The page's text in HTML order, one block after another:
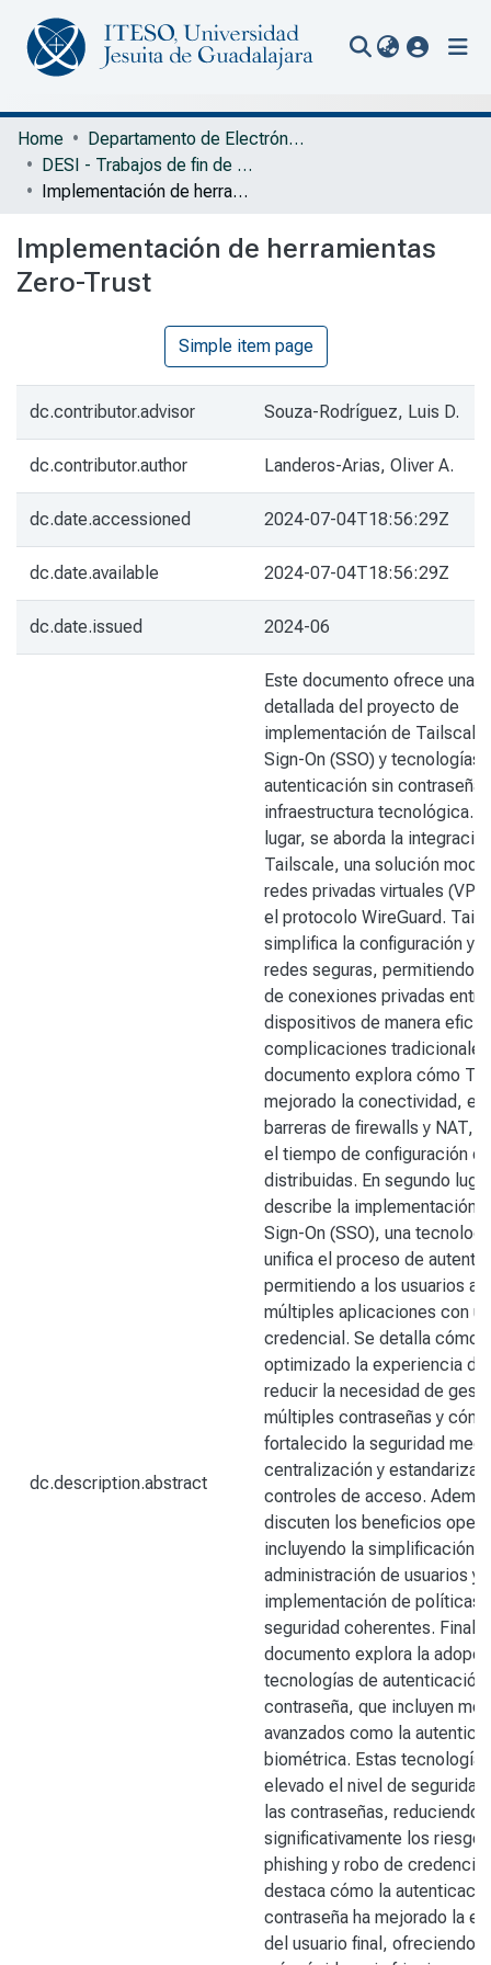
Communities & Collections
All of Repository
Portal Biblioteca
Home
Departamento de Electrónica, Sistemas e Informática
DESI - Trabajos de fin de Maestría en Informática Aplicada
Implementación de herramientas Zero-Trust
Implementación de herramientas
Zero-Trust
Simple item page
dc.contributor.advisor Souza-Rodríguez, Luis D.
dc.contributor.author Landeros-Arias, Oliver A.
dc.date.accessioned 2024-07-04T18:56:29Z
dc.date.available 2024-07-04T18:56:29Z
dc.date.issued 2024-06
dc.description.abstract
Este documento ofrece una
detallada del proyecto de
implementación de
Sign-On (SSO) y tecnologías
autenticación sin contraseña
infraestructura tecnológica.
lugar, se aborda la
Tailscale, una solución
redes privadas virtuales
el protocolo WireGuard.
simplifica la configuración y
redes seguras, permitiendo
de conexiones privadas entre
dispositivos de manera
complicaciones
documento explora cómo
mejorado la conectividad,
barreras de firewalls y NAT,
el tiempo de configuración
distribuidas. En segundo
describe la implementación
Sign-On (SSO), una
unifica el proceso de
permitiendo a los usuarios
múltiples aplicaciones con
credencial. Se detalla cómo
optimizado la experiencia
reducir la necesidad de
múltiples contraseñas y
fortalecido la seguridad
centralización y
controles de acceso.
discuten los beneficios
incluyendo la simplificación
administración de usuarios y
implementación de políticas
seguridad coherentes.
documento explora la
tecnologías de autenticación
contraseña, que incluyen
avanzados como la
biométrica. Estas
elevado el nivel de
las contraseñas, reduciendo
significativamente los
phishing y robo de
destaca cómo la
contraseña ha mejorado la
del usuario final, ofreciendo